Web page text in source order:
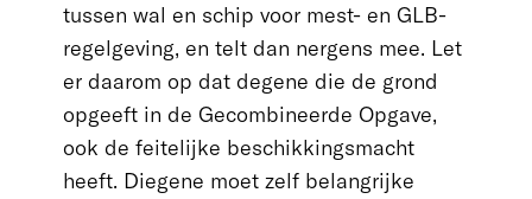
tussen wal en schip voor mest- en GLB-
regelgeving, en telt dan nergens mee. Let
er daarom op dat degene die de grond
opgeeft in de Gecombineerde Opgave,
ook de feitelijke beschikkingsmacht
heeft. Diegene moet zelf belangrijke